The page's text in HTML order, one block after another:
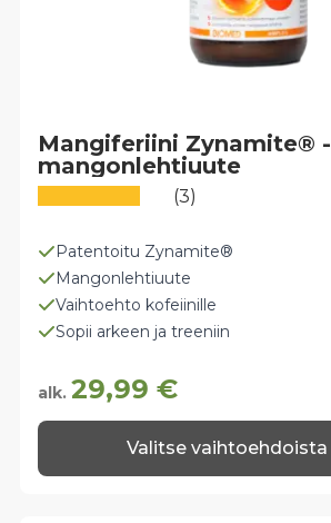
Patentoitu Zynamite®
Mangonlehtiuute
Vaihtoehto kofeiinille
Sopii arkeen ja treeniin
alk. 29,99€
Mangiferiini Zynamite® -
mangonlehtiuute
(3)
Valitse vaihtoehdoista
Tällä
tuotteella
on